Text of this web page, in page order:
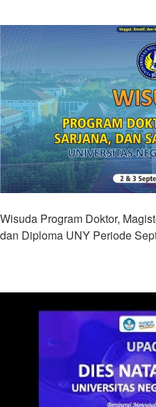
Wisuda Program Doktor,
dan Diploma UNY Periode